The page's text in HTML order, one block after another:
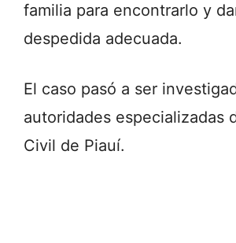
familia para encontrarlo y
despedida adecuada.
El caso pasó a ser
autoridades especializadas
Civil de Piauí.